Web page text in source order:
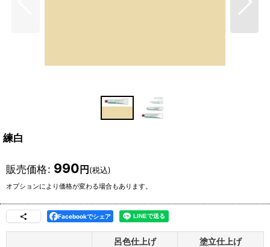
練白
販売価格: 990円(税込)
オプションにより価格が変わる場合もあります。
Facebookでシェア
呂色仕上げ 塗立仕上げ